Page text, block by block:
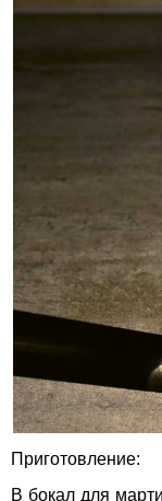
Приготовление:
В бокал для